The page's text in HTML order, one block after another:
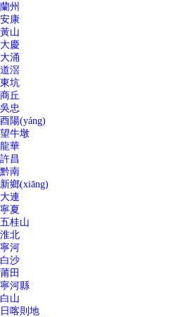
蘭州
安康
黃山
大慶
大涌
道滘
東坑
商丘
吳忠
酉陽(yáng)
望牛墩
龍華
許昌
黔南
新鄉(xiāng)
大連
寧夏
五桂山
淮北
寧河
白沙
莆田
寧河縣
白山
日喀則地